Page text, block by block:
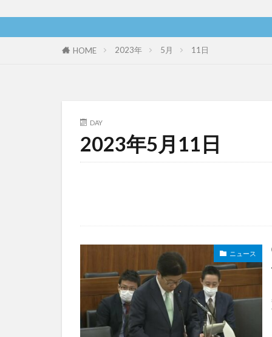
HOME 2023年 5月 11日
DAY
2023年5月11日
ニュース